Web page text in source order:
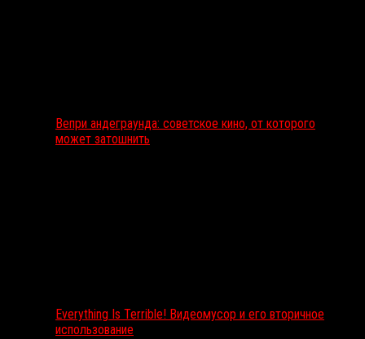
Вепри андеграунда: советское кино, от которого
может затошнить
Everything Is Terrible! Видеомусор и его вторичное
использование